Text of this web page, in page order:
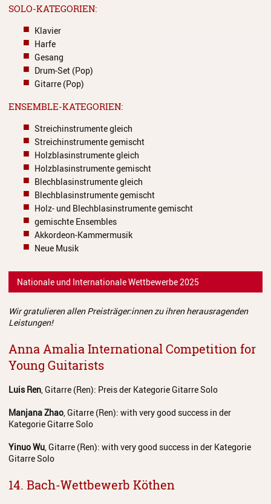
Umrahmungen
Hörgang
Blog
Juso in Dänemark 2025
Spanienreise 2019
Japanreise 2019
Musikgymnasium
Musikgrundschule
SOLO-KATEGORIEN:
Klavier
Harfe
Gesang
Drum-Set (Pop)
Gitarre (Pop)
ENSEMBLE-KATEGORIEN:
Streichinstrumente gleich
Streichinstrumente gemischt
Holzblasinstrumente gleich
Holzblasinstrumente gemischt
Blechblasinstrumente gleich
Blechblasinstrumente gemischt
Holz- und Blechblasinstrumente gemischt
gemischte Ensembles
Akkordeon-Kammermusik
Neue Musik
Nationale und Internationale Wettbewerbe 2025
Wir gratulieren allen Preisträger:innen zu ihren herausragenden
Leistungen!
Anna Amalia International Competition for
Young Guitarists
Luis Ren , Gitarre (Ren): Preis der Kategorie Gitarre Solo
Manjana Zhao , Gitarre (Ren): with very good success in der
Kategorie Gitarre Solo
Yinuo Wu , Gitarre (Ren): with very good success in der Kategorie
Gitarre Solo
14. Bach-Wettbewerb Köthen